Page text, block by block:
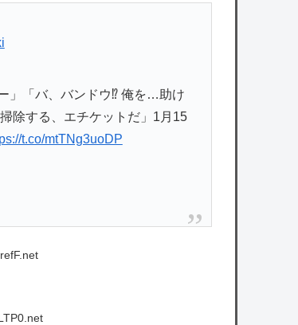
」「バ、バンドウ⁉︎ 俺を…助け
除する、エチケットだ」1月15
t.co/mtTNg3uoDP